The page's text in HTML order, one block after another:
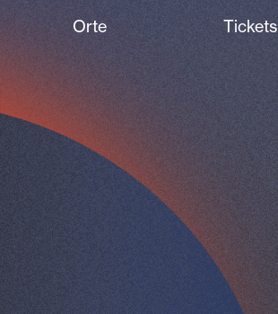
Orte Tickets